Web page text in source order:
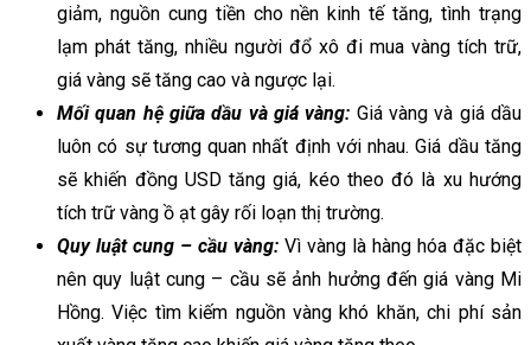
giảm, nguồn cung tiền cho nền kinh tế tăng, tình trạng
lạm phát tăng, nhiều người đổ xô đi mua vàng tích trữ,
giá vàng sẽ tăng cao và ngược lại.
Mối quan hệ giữa dầu và giá vàng: Giá vàng và giá dầu
luôn có sự tương quan nhất định với nhau. Giá dầu tăng
sẽ khiến đồng USD tăng giá, kéo theo đó là xu hướng
tích trữ vàng ồ ạt gây rối loạn thị trường.
Quy luật cung – cầu vàng: Vì vàng là hàng hóa đặc biệt
nên quy luật cung – cầu sẽ ảnh hưởng đến giá vàng Mi
Hồng. Việc tìm kiếm nguồn vàng khó khăn, chi phí sản